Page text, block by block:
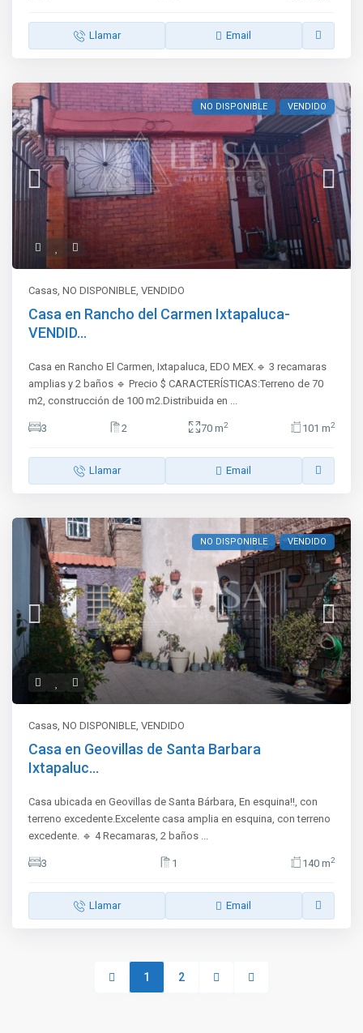
Llamar Email
NO DISPONIBLE VENDIDO
Casas,NO DISPONIBLE,VENDIDO
Casa en Rancho del Carmen Ixtapaluca-
VENDID...
Casa en Rancho El Carmen, Ixtapaluca, EDO MEX.🔹 3 recamaras
amplias y 2 baños 🔹 Precio $ CARACTERÍSTICAS:Terreno de 70
m2, construcción de 100 m2.Distribuida en ...
3 2 70 m2 101 m2
Llamar Email
NO DISPONIBLE VENDIDO
Casas,NO DISPONIBLE,VENDIDO
Casa en Geovillas de Santa Barbara
Ixtapaluc...
Casa ubicada en Geovillas de Santa Bárbara, En esquina!!, con
terreno excedente.Excelente casa amplia en esquina, con terreno
excedente. 🔹 4 Recamaras, 2 baños ...
3 1 140 m2
Llamar Email
1 2